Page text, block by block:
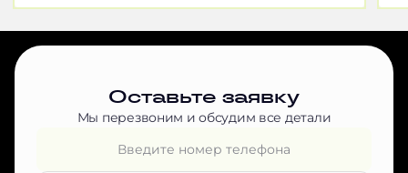
Оставьте заявку
Мы перезвоним и обсудим все детали